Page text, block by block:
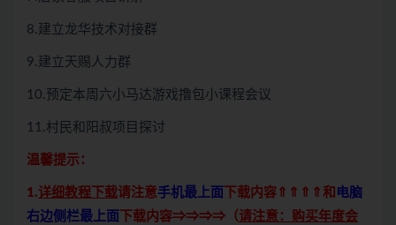
8.建立龙华技术对接群
9.建立天赐人力群
10.预定本周六小马达游戏撸包小课程会议
11.村民和阳叔项目探讨
温馨提示：
1.详细教程下载请注意手机最上面 下载内容⇑⇑⇑⇑和 电脑
右边侧栏最上面
下载内容⇒⇒⇒⇒（请注意：购买年度会